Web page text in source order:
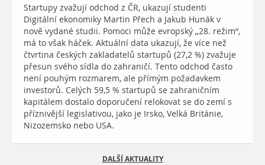
Startupy zvažují odchod z ČR, ukazují studenti
Digitální ekonomiky Martin Přech a Jakub Hunák v
nově vydané studii. Pomoci může evropský „28. režim“,
má to však háček. Aktuální data ukazují, že více než
čtvrtina českých zakladatelů startupů (27,2 %) zvažuje
přesun svého sídla do zahraničí. Tento odchod často
není pouhým rozmarem, ale přímým požadavkem
investorů. Celých 59,5 % startupů se zahraničním
kapitálem dostalo doporučení relokovat se do zemí s
příznivější legislativou, jako je Irsko, Velká Británie,
Nizozemsko nebo USA.
DALŠÍ AKTUALITY